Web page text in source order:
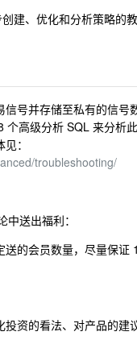
建、优化和分析策略的
号并存储至私有的信
高级分析 SQL 来分析
：
troubleshooting/
送出福利：
的会员数量，尽量保
资的看法、对产品的建